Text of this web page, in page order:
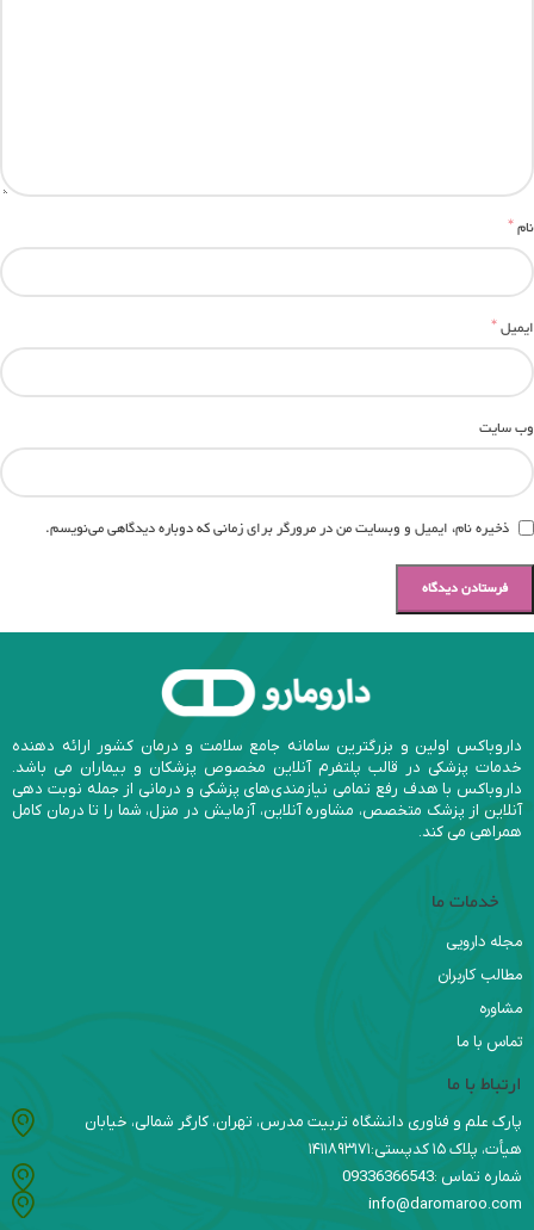
نام*
ایمیل*
وب‌ سایت
ذخیره نام، ایمیل و وبسایت من در مرورگر برای زمانی که دوباره دیدگاهی می‌نویسم.
داروباکس اولین و بزرگترین سامانه جامع سلامت و درمان کشور ارائه دهنده
خدمات پزشکی در قالب پلتفرم آنلاین مخصوص پزشکان و بیماران می باشد.
داروباکس با هدف رفع تمامی نیازمندی‌های پزشکی و درمانی از جمله نوبت دهی
آنلاین از پزشک متخصص، مشاوره آنلاین، آزمایش در منزل، شما را تا درمان کامل
همراهی می کند.
خدمات ما
مجله دارویی
مطالب کاربران
مشاوره
تماس با ما
ارتباط با ما
پارک علم و فناوری دانشگاه تربیت مدرس، تهران، کارگر شمالی، خیابان
هیأت، پلاک ۱۵ کدپستی:۱۴۱۱۸۹۳۱۷۱
شماره تماس :09336366543
info@daromaroo.com